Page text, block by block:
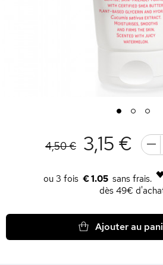
1 2 3
4,50 € 3,15 €
€ 1.05
dès 49€
Ajouter au